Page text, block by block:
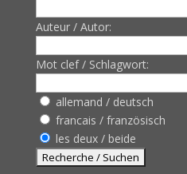
Auteur / Autor:
Mot clef / Schlagwort:
allemand / deutsch
francais / französisch
les deux / beide